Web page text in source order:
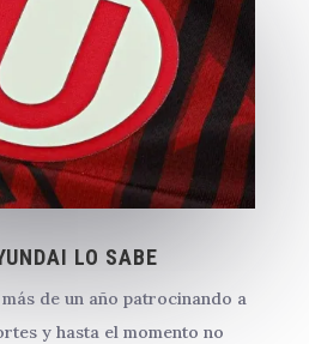
LO SABE
de un año patrocinando a
y hasta el momento no